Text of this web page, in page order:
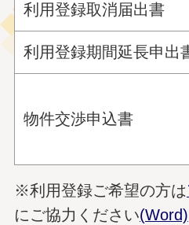
利用登録取消届出書
利用登録期間延長申出
物件交渉申込書
※利用登録ご希望の方は
にご協力ください(Word)